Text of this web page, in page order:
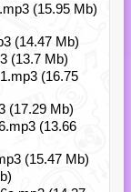
(15.95 Mb)
(14.47 Mb)
(13.7 Mb)
(16.75
(17.29 Mb)
(13.66
(15.47 Mb)